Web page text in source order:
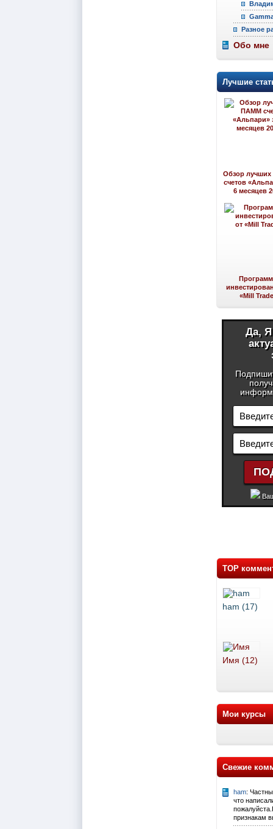
Разное
Обо мне
Лучшие
Обзор
счетов
6 месяцев
«Mill
Да, Я
TOP
ham (17)
Имя (12)
Мои курсы
Свежие
ham:
что
признакам